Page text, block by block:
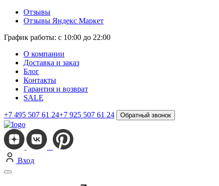
Отзывы
Отзывы Яндекс Маркет
График работы: с 10:00 до 22:00
О компании
Доставка и заказ
Блог
Контакты
Гарантия и возврат
SALE
+7 495 507 61 24+7 925 507 61 24 Обратный звонок
Вход